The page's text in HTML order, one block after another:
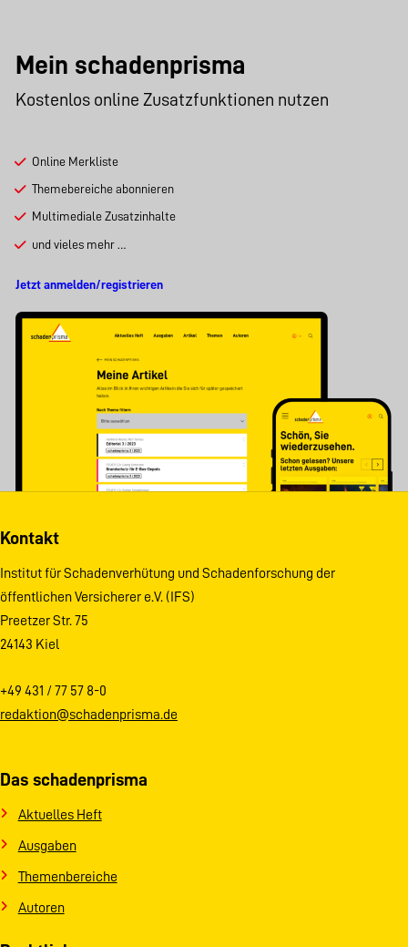
Mein schadenprisma
Kostenlos online Zusatzfunktionen nutzen
Online Merkliste
Themebereiche abonnieren
Multimediale Zusatzinhalte
und vieles mehr …
Jetzt anmelden/registrieren
Kontakt
Institut für Schadenverhütung und Schadenforschung der
öffentlichen Versicherer e.V. (IFS)
Preetzer Str. 75
24143 Kiel
+49 431 / 77 57 8-0
redaktion@schadenprisma.de
Das schadenprisma
Aktuelles Heft
Ausgaben
Themenbereiche
Autoren